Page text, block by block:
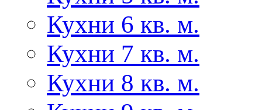
Кухни 6 кв. м.
Кухни 7 кв. м.
Кухни 8 кв. м.